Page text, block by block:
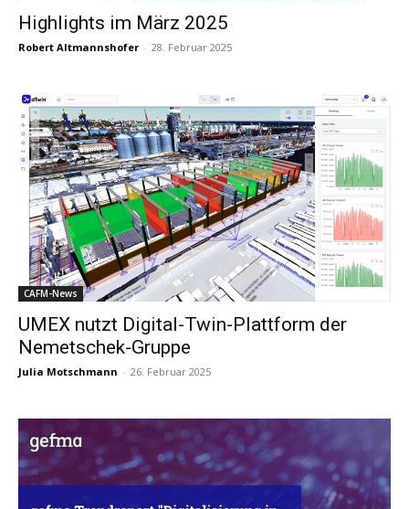
Highlights im März 2025
Robert Altmannshofer - 28. Februar 2025
CAFM-News
UMEX nutzt Digital-Twin-Plattform der
Nemetschek-Gruppe
Julia Motschmann - 26. Februar 2025